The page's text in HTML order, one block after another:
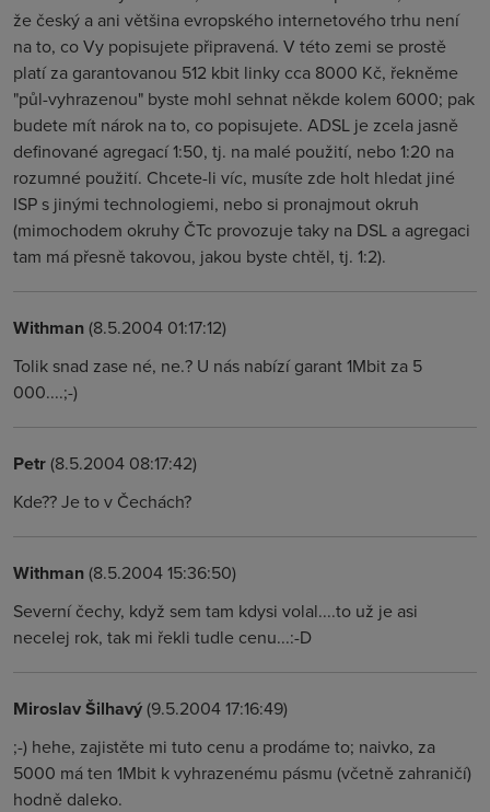
že český a ani většina evropského internetového trhu není
na to, co Vy popisujete připravená. V této zemi se prostě
platí za garantovanou 512 kbit linky cca 8000 Kč, řekněme
"půl-vyhrazenou" byste mohl sehnat někde kolem 6000; pak
budete mít nárok na to, co popisujete. ADSL je zcela jasně
definované agregací 1:50, tj. na malé použití, nebo 1:20 na
rozumné použití. Chcete-li víc, musíte zde holt hledat jiné
ISP s jinými technologiemi, nebo si pronajmout okruh
(mimochodem okruhy ČTc provozuje taky na DSL a agregaci
tam má přesně takovou, jakou byste chtěl, tj. 1:2).
Withman(8.5.2004 01:17:12)
Tolik snad zase né, ne.? U nás nabízí garant 1Mbit za 5
000....;-)
Petr(8.5.2004 08:17:42)
Kde?? Je to v Čechách?
Withman(8.5.2004 15:36:50)
Severní čechy, když sem tam kdysi volal....to už je asi
necelej rok, tak mi řekli tudle cenu...:-D
Miroslav Šilhavý(9.5.2004 17:16:49)
;-) hehe, zajistěte mi tuto cenu a prodáme to; naivko, za
5000 má ten 1Mbit k vyhrazenému pásmu (včetně zahraničí)
hodně daleko.